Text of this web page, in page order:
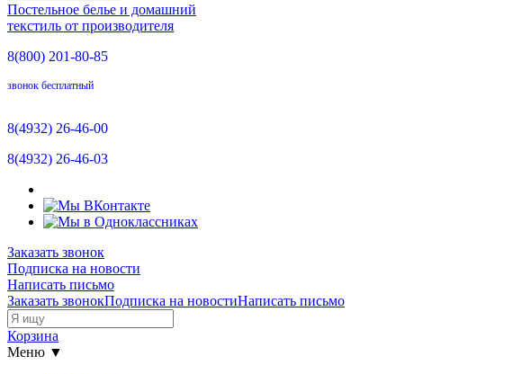
Постельное белье и домашний
текстиль от производителя
8(800) 201-80-85
звонок бесплатный
8(4932) 26-46-00
8(4932) 26-46-03
Заказать звонок
Подписка на новости
Написать письмо
Заказать звонокПодписка на новостиНаписать письмо
Корзина
Меню ▼